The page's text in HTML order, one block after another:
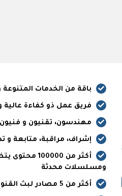
باقة من الخدمات المتنوعة
فريق عمل ذو كفاءة عالية
مهندسون، تقنيون و
إشراف، مراقبة، متابعة و
أكثر من
ومسلسلات محدثة
أكثر من 5 مصادر لبث القنوات